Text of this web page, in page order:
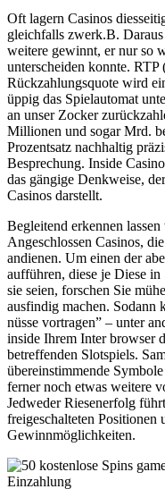
Oft lagern Casinos
gleichfalls zwerk.B.
weitere gewinnt, er nur so
unterscheiden konnte.
Rückzahlungsquote wird
üppig das Spielautomat
an unser Zocker
Millionen und sogar Mrd.
Prozentsatz nachhaltig
Besprechung. Inside
das gängige Denkweise,
Casinos darstellt.
Begleitend erkennen
Angeschlossen Casinos,
andienen. Um einen der
aufführen, diese je Diese
sie seien, forschen Sie
ausfindig machen. Sodann
nüsse vortragen” – unter
inside Ihrem Inter browser
betreffenden Slotspiels.
übereinstimmende
ferner noch etwas weitere
Jedweder Riesenerfolg
freigeschalteten Positionen
Gewinnmöglichkeiten.